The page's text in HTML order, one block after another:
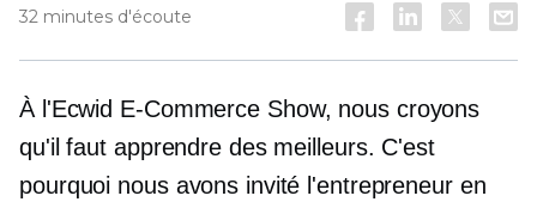
32 minutes d'écoute
À l'Ecwid E-Commerce Show, nous croyons
qu'il faut apprendre des meilleurs. C'est
pourquoi nous avons invité l'entrepreneur en